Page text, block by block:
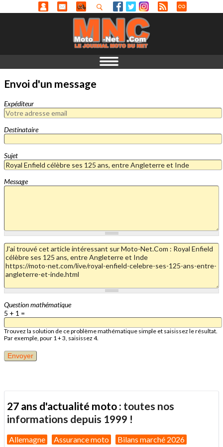
Envoi d'un message
Expéditeur
Destinataire
Sujet
Message
Question mathématique
5 + 1 =
Trouvez la solution de ce problème mathématique simple et saisissez le résultat.
Par exemple, pour 1 + 3, saisissez 4.
27 ans d'actualité moto : toutes nos
informations depuis 1999 !
Allemagne Assurance moto Bilans marché 2026